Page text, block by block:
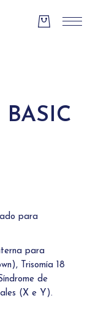
para
para
Trisomía 18
de
(X e Y).